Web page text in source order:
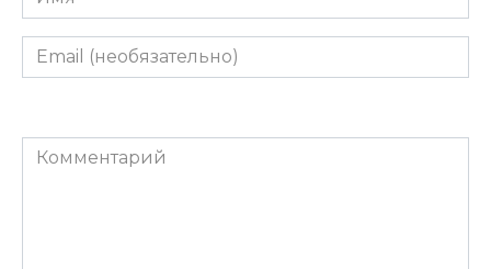
Email
(необязательно)
Комментарий